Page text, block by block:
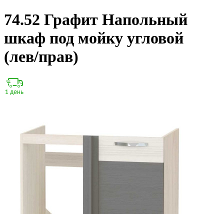
74.52 Графит Напольный
шкаф под мойку угловой
(лев/прав)